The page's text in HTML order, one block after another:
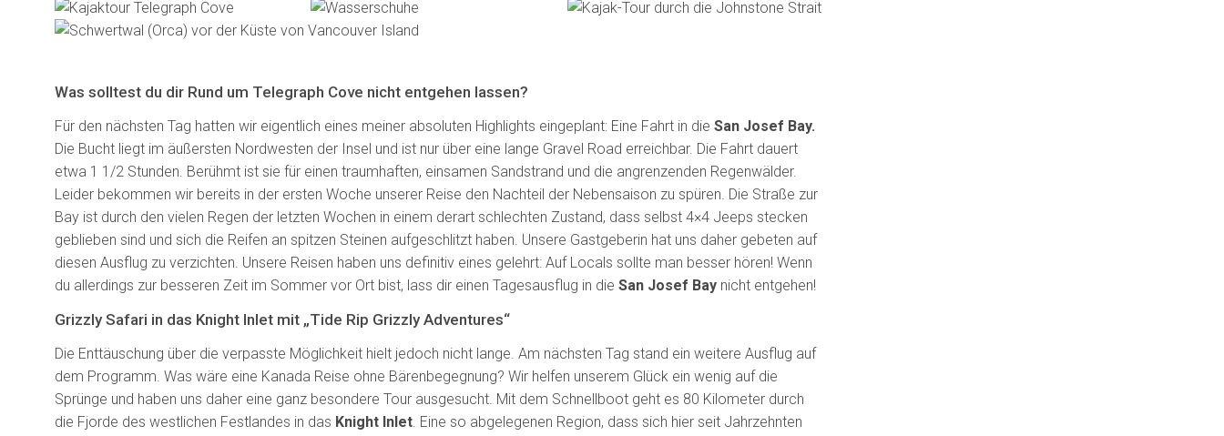
Was solltest du dir Rund um Telegraph Cove nicht entgehen lassen?
Für den nächsten Tag hatten wir eigentlich eines meiner absoluten Highlights eingeplant: Eine Fahrt in die San Josef Bay.
Die Bucht liegt im äußersten Nordwesten der Insel und ist nur über eine lange Gravel Road erreichbar. Die Fahrt dauert
etwa 1 1/2 Stunden. Berühmt ist sie für einen traumhaften, einsamen Sandstrand und die angrenzenden Regenwälder.
Leider bekommen wir bereits in der ersten Woche unserer Reise den Nachteil der Nebensaison zu spüren. Die Straße zur
Bay ist durch den vielen Regen der letzten Wochen in einem derart schlechten Zustand, dass selbst 4×4 Jeeps stecken
geblieben sind und sich die Reifen an spitzen Steinen aufgeschlitzt haben. Unsere Gastgeberin hat uns daher gebeten auf
diesen Ausflug zu verzichten. Unsere Reisen haben uns definitiv eines gelehrt: Auf Locals sollte man besser hören! Wenn
du allerdings zur besseren Zeit im Sommer vor Ort bist, lass dir einen Tagesausflug in die San Josef Bay nicht entgehen!
Grizzly Safari in das Knight Inlet mit „Tide Rip Grizzly Adventures“
Die Enttäuschung über die verpasste Möglichkeit hielt jedoch nicht lange. Am nächsten Tag stand ein weitere Ausflug auf
dem Programm. Was wäre eine Kanada Reise ohne Bärenbegegnung? Wir helfen unserem Glück ein wenig auf die
Sprünge und haben uns daher eine ganz besondere Tour ausgesucht. Mit dem Schnellboot geht es 80 Kilometer durch
die Fjorde des westlichen Festlandes in das Knight Inlet. Eine so abgelegenen Region, dass sich hier seit Jahrzehnten